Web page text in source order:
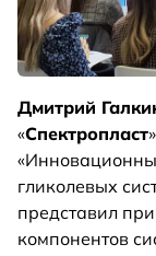
Дмитрий
«Спектропласт
гликолевых
представил
компонентов